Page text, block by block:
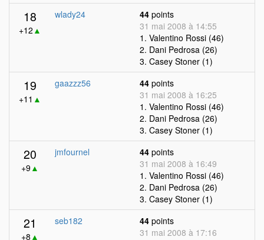
18
+12 ▲
wlady24 44 points
31 mai 2008 à 14:55
1. Valentino Rossi (46)
2. Dani Pedrosa (26)
3. Casey Stoner (1)
19
+11 ▲
gaazzz56 44 points
31 mai 2008 à 16:25
1. Valentino Rossi (46)
2. Dani Pedrosa (26)
3. Casey Stoner (1)
20
+9▲
jmfournel 44 points
31 mai 2008 à 16:49
1. Valentino Rossi (46)
2. Dani Pedrosa (26)
3. Casey Stoner (1)
21
+8 ▲
seb182 44 points
31 mai 2008 à 17:16